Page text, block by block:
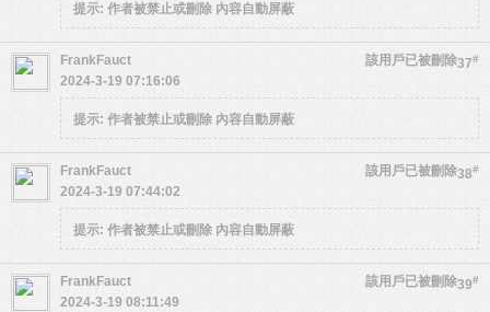
提示: 作者被禁止或刪除 內容自動屏蔽
37#
FrankFauct
該用戶已被刪除
2024-3-19 07:16:06
提示: 作者被禁止或刪除 內容自動屏蔽
38#
FrankFauct
該用戶已被刪除
2024-3-19 07:44:02
提示: 作者被禁止或刪除 內容自動屏蔽
39#
FrankFauct
該用戶已被刪除
2024-3-19 08:11:49